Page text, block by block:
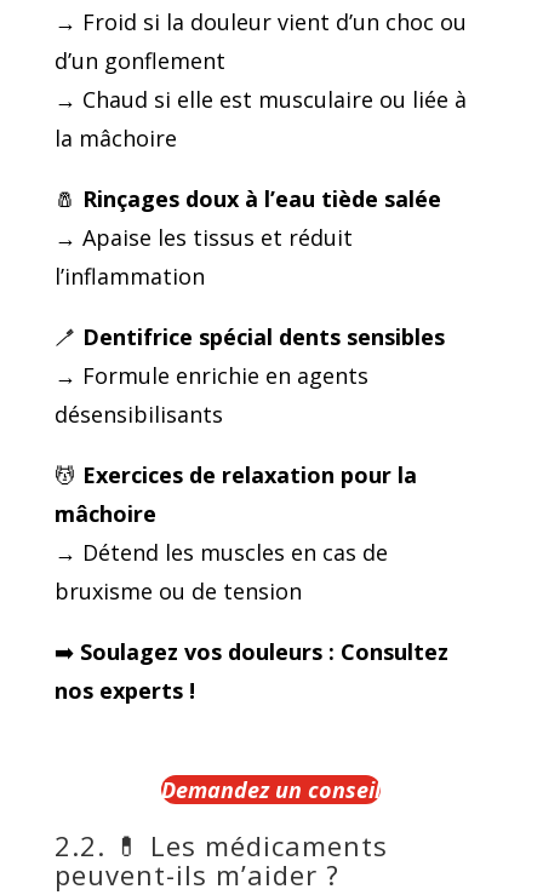
→ Froid si la douleur vient d’un choc ou
d’un gonflement
→ Chaud si elle est musculaire ou liée à
la mâchoire
🧂 Rinçages doux à l’eau tiède salée
→ Apaise les tissus et réduit
l’inflammation
🪥 Dentifrice spécial dents sensibles
→ Formule enrichie en agents
désensibilisants
💆 Exercices de relaxation pour la
mâchoire
→ Détend les muscles en cas de
bruxisme ou de tension
➡️ Soulagez vos douleurs : Consultez
nos experts !
Demandez un conseil
2.2. 💊 Les médicaments
peuvent-ils m’aider ?